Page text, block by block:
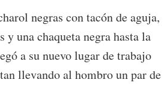
negras con tacón de aguja,
y una chaqueta negra hasta la
a su nuevo lugar de trabajo
llevando al hombro un par de